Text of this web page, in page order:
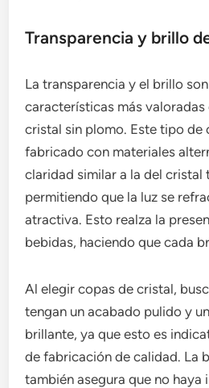
Transparencia y brillo
La transparencia y el brillo
características más valoradas
cristal sin plomo. Este tipo de
fabricado con materiales
claridad similar a la del cristal
permitiendo que la luz se
atractiva. Esto realza la
bebidas, haciendo que cada
Al elegir copas de cristal,
tengan un acabado pulido y
brillante, ya que esto es
de fabricación de calidad. La
también asegura que no haya